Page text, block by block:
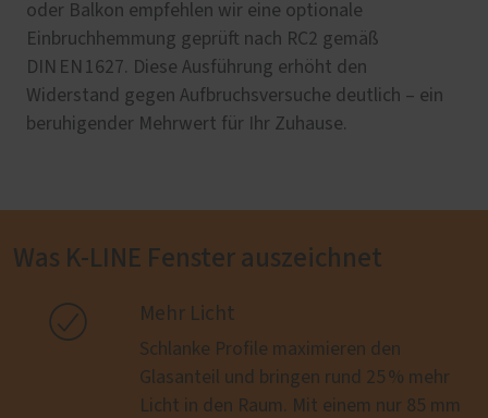
oder Balkon empfehlen wir eine optionale
Einbruchhemmung geprüft nach RC2 gemäß
DIN EN 1627. Diese Ausführung erhöht den
Widerstand gegen Aufbruchsversuche deutlich – ein
beruhigender Mehrwert für Ihr Zuhause.
Was K-LINE Fenster auszeichnet
 Mehr Licht
Schlanke Profile maximieren den
Glasanteil und bringen rund 25 % mehr
Licht in den Raum. Mit einem nur 85 mm